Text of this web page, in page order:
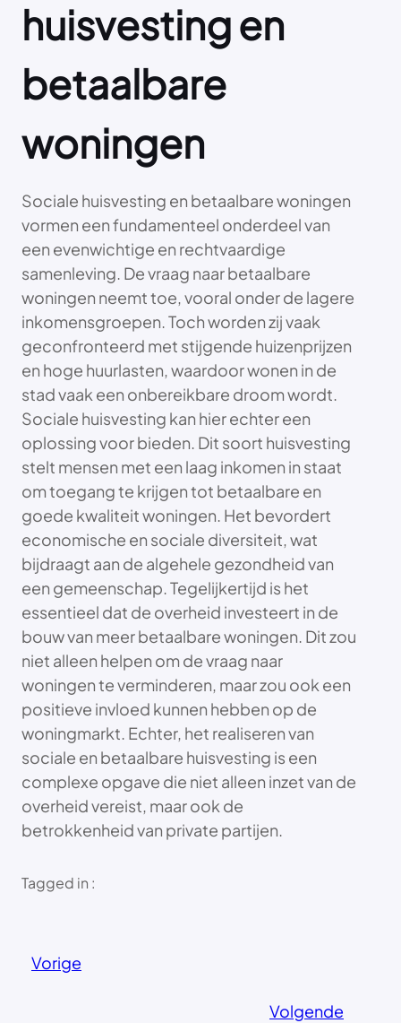
huisvesting en
betaalbare
woningen
Sociale huisvesting en betaalbare woningen
vormen een fundamenteel onderdeel van
een evenwichtige en rechtvaardige
samenleving. De vraag naar betaalbare
woningen neemt toe, vooral onder de lagere
inkomensgroepen. Toch worden zij vaak
geconfronteerd met stijgende huizenprijzen
en hoge huurlasten, waardoor wonen in de
stad vaak een onbereikbare droom wordt.
Sociale huisvesting kan hier echter een
oplossing voor bieden. Dit soort huisvesting
stelt mensen met een laag inkomen in staat
om toegang te krijgen tot betaalbare en
goede kwaliteit woningen. Het bevordert
economische en sociale diversiteit, wat
bijdraagt aan de algehele gezondheid van
een gemeenschap. Tegelijkertijd is het
essentieel dat de overheid investeert in de
bouw van meer betaalbare woningen. Dit zou
niet alleen helpen om de vraag naar
woningen te verminderen, maar zou ook een
positieve invloed kunnen hebben op de
woningmarkt. Echter, het realiseren van
sociale en betaalbare huisvesting is een
complexe opgave die niet alleen inzet van de
overheid vereist, maar ook de
betrokkenheid van private partijen.
Tagged in :
Vorige
Volgende